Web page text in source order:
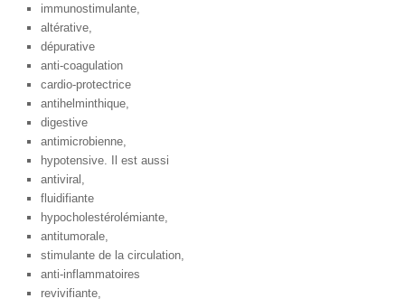
immunostimulante,
altérative,
dépurative
anti-coagulation
cardio-protectrice
antihelminthique,
digestive
antimicrobienne,
hypotensive. Il est aussi
antiviral,
fluidifiante
hypocholestérolémiante,
antitumorale,
stimulante de la circulation,
anti-inflammatoires
revivifiante,